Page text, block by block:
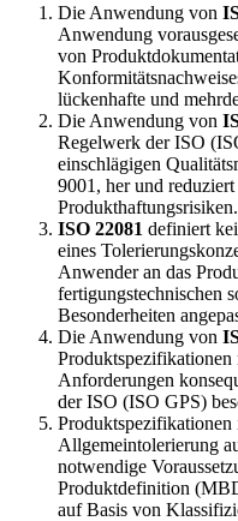
Die Anwendung von
Anwendung
von
lückenhafte und
Die Anwendung von
Regelwerk der ISO
einschlägigen
9001, her und
Produkthaftungsrisiken.
ISO 22081 definiert
eines
Anwender an das
fertigungstechnischen
Besonderheiten
Die Anwendung von
Anforderungen
der ISO (ISO GPS)
Allgemeintolerierung
notwendige
Produktdefinition
auf Basis von